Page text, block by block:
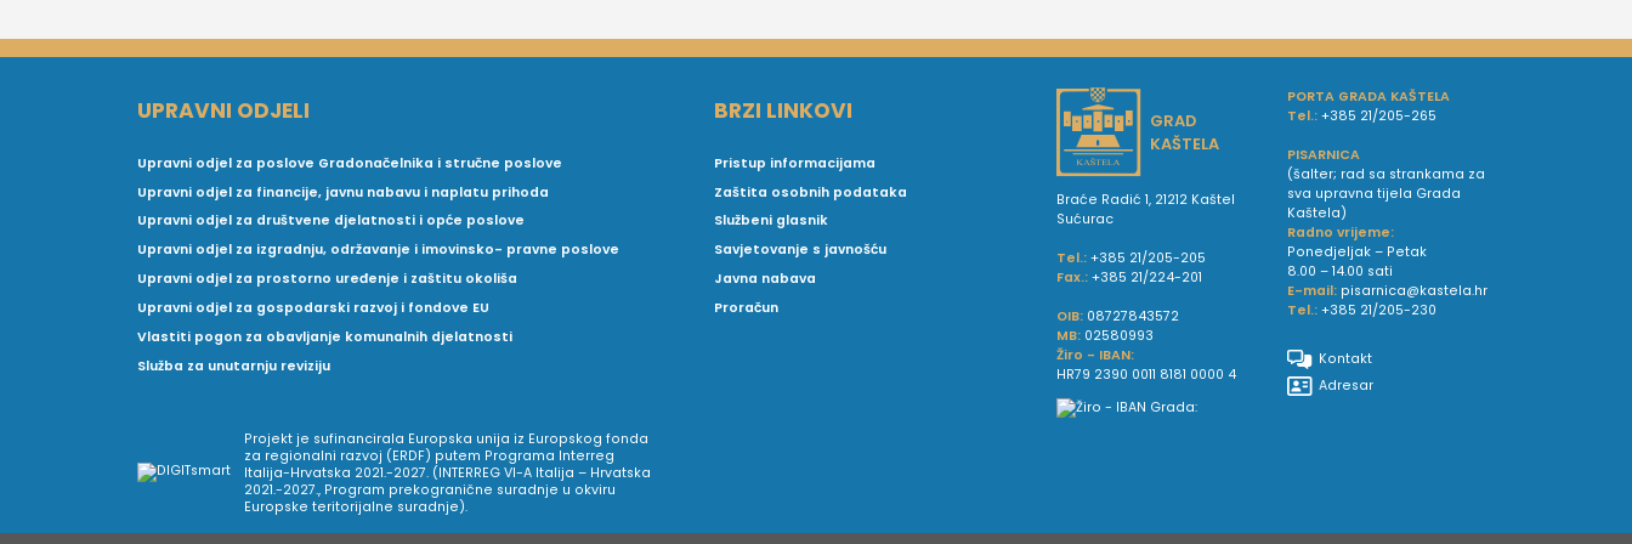
UPRAVNI ODJELI
Upravni odjel za poslove Gradonačelnika i stručne poslove
Upravni odjel za financije, javnu nabavu i naplatu prihoda
Upravni odjel za društvene djelatnosti i opće poslove
Upravni odjel za izgradnju, održavanje i imovinsko- pravne poslove
Upravni odjel za prostorno uređenje i zaštitu okoliša
Upravni odjel za gospodarski razvoj i fondove EU
Vlastiti pogon za obavljanje komunalnih djelatnosti
Služba za unutarnju reviziju
BRZI LINKOVI
Pristup informacijama
Zaštita osobnih podataka
Službeni glasnik
Savjetovanje s javnošću
Javna nabava
Proračun
GRAD
KAŠTELA
Braće Radić 1, 21212 Kaštel
Sućurac
Tel.: +385 21/205-205
Fax.: +385 21/224-201
OIB: 08727843572
MB: 02580993
Žiro - IBAN:
HR79 2390 0011 8181 0000 4
PORTA GRADA KAŠTELA
Tel.: +385 21/205-265
PISARNICA
(šalter; rad sa strankama za
sva upravna tijela Grada
Kaštela)
Radno vrijeme:
Ponedjeljak – Petak
8.00 – 14.00 sati
E-mail: pisarnica@kastela.hr
Tel.: +385 21/205-230
Kontakt
Adresar
Projekt je sufinancirala Europska unija iz Europskog fonda
za regionalni razvoj (ERDF) putem Programa Interreg
Italija-Hrvatska 2021.-2027. (INTERREG VI-A Italija – Hrvatska
2021.-2027., Program prekogranične suradnje u okviru
Europske teritorijalne suradnje).